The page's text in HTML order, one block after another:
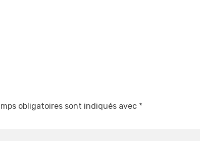
obligatoires sont indiqués avec *